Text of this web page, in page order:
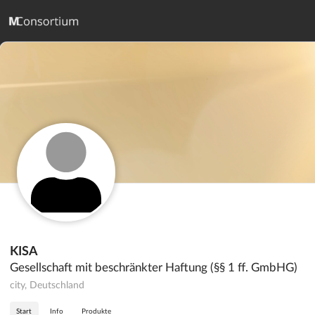
KISA
Gesellschaft mit beschränkter Haftung (§§ 1 ff. GmbHG)
city, Deutschland
Start Info Produkte